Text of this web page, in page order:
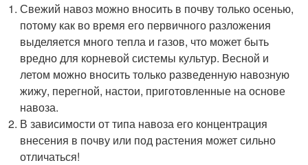
Свежий навоз можно вносить в почву только осенью,
потому как во время его первичного разложения
выделяется много тепла и газов, что может быть
вредно для корневой системы культур. Весной и
летом можно вносить только разведенную навозную
жижу, перегной, настои, приготовленные на основе
навоза.
В зависимости от типа навоза его концентрация
внесения в почву или под растения может сильно
отличаться!